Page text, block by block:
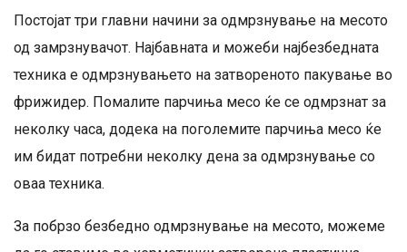
Постојат три главни начини за одмрзнување на месото
од замрзнувачот. Најбавната и можеби најбезбедната
техника е одмрзнувањето на затвореното пакување во
фрижидер. Помалите парчиња месо ќе се одмрзнат за
неколку часа, додека на поголемите парчиња месо ќе
им бидат потребни неколку дена за одмрзнување со
оваа техника.
За побрзо безбедно одмрзнување на месото, можеме